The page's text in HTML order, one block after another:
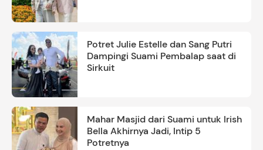
Potret Julie Estelle dan Sang Putri
Dampingi Suami Pembalap saat di
Sirkuit
Mahar Masjid dari Suami untuk Irish
Bella Akhirnya Jadi, Intip 5
Potretnya